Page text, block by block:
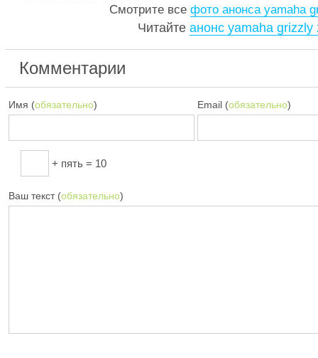
Смотрите все фото анонса yamaha
Читайте анонс yamaha grizzly
Комментарии
Имя (обязательно) Email (обязательно)
+ пять = 10
Ваш текст (обязательно)